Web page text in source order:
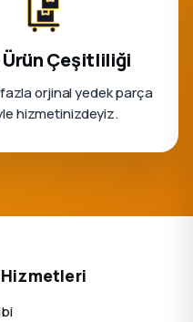
Ürün Çeşitliliği
orjinal yedek parça
hizmetinizdeyiz.